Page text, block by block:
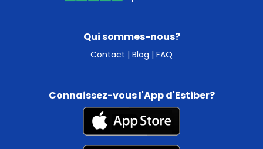
Qui sommes-nous?
Contact | Blog | FAQ
Connaissez-vous l'App d'Estiber?